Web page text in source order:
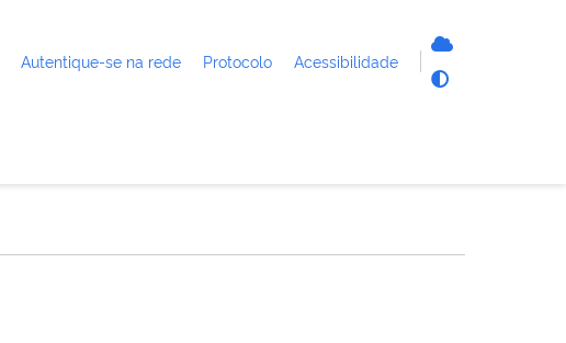
Autentique-se na rede Protocolo Acessibilidade